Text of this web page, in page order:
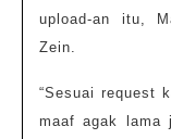
upload-an itu,
Zein.
“Sesuai request
maaf agak lama